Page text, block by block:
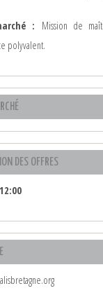
: Mission de
polyvalent.
DES OFFRES